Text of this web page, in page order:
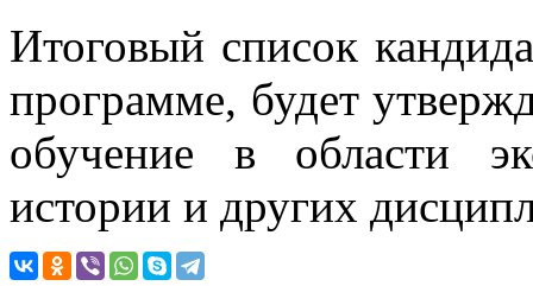
Итоговый список
программе, будет
обучение в области
истории и других